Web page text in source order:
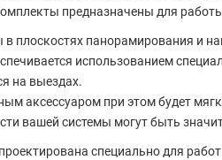
предназначены для
плоскостях панорамирования и
использованием
на выездах.
аксессуаром при этом будет
вашей системы могут быть
специально для